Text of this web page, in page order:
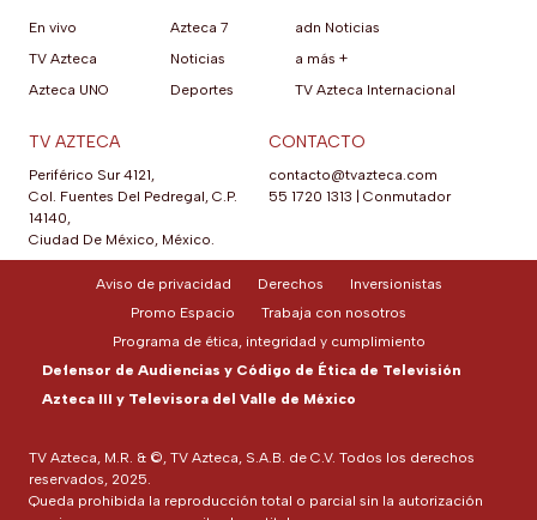
En vivo
TV Azteca
Azteca UNO
Azteca 7
Noticias
Deportes
adn Noticias
a más +
TV Azteca Internacional
TV AZTECA
Periférico Sur 4121,
Col. Fuentes Del Pedregal, C.P.
14140,
Ciudad De México, México.
CONTACTO
contacto@tvazteca.com
55 1720 1313
Conmutador
TV Azteca, M.R. & ©, TV Azteca, S.A.B. de C.V. Todos los derechos
reservados, 2025.
Queda prohibida la reproducción total o parcial sin la autorización
Aviso de privacidad Derechos
Inversionistas
Promo Espacio
Trabaja con nosotros
Programa de ética, integridad y cumplimiento
Defensor de Audiencias y Código de Ética de Televisión
Azteca III y Televisora del Valle de México